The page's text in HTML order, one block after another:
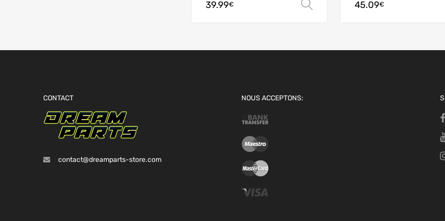
39.99€ Choix des options
45.09€
CONTACT
contact@dreamparts-store.com
NOUS ACCEPTONS: